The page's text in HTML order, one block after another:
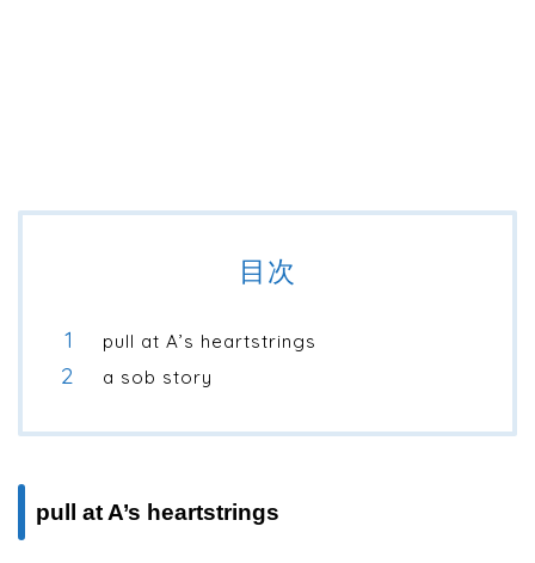
目次
pull at A’s heartstrings
a sob story
pull at A’s heartstrings